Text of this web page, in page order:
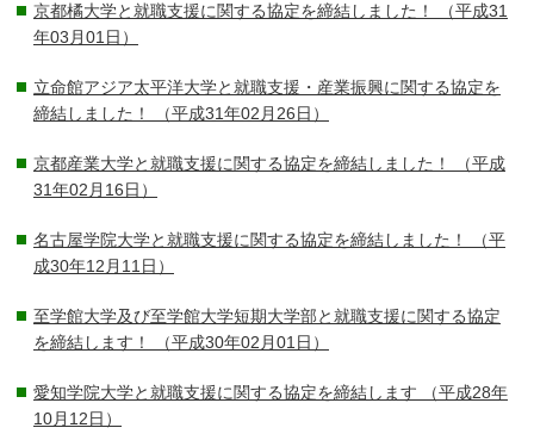
京都橘大学と就職支援に関する協定を締結しました！
（平成31
年03月01日）
立命館アジア太平洋大学と就職支援・産業振興に関する協定を
締結しました！
（平成31年02月26日）
京都産業大学と就職支援に関する協定を締結しました！
（平成
31年02月16日）
名古屋学院大学と就職支援に関する協定を締結しました！
（平
成30年12月11日）
至学館大学及び至学館大学短期大学部と就職支援に関する協定
を締結します！
（平成30年02月01日）
愛知学院大学と就職支援に関する協定を締結します （平成28年
10月12日）